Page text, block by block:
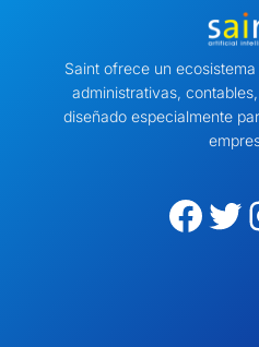
Saint ofrece un
administrativas,
diseñado especialmente
Facebook Twitter